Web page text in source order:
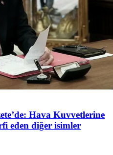
Hava Kuvvetlerine
eden diğer isimler